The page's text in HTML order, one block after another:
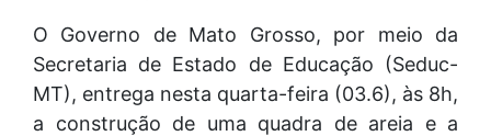
O Governo de Mato Grosso, por meio da
Secretaria de Estado de Educação (Seduc-
MT), entrega nesta quarta-feira (03.6), às 8h,
a construção de uma quadra de areia e a